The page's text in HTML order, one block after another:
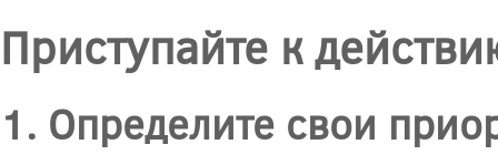
Приступайте к
1. Определите свои